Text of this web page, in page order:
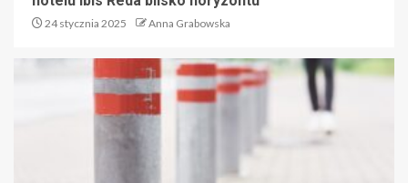
24 stycznia 2025 Anna Grabowska